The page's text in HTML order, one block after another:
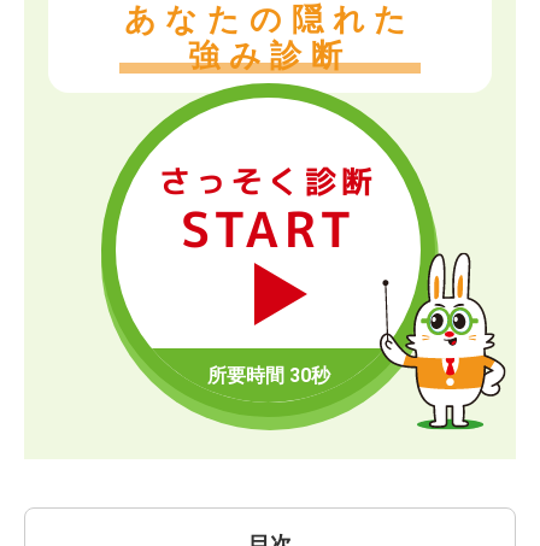
あなたの隠れた
強み診断
さっそく診断
START